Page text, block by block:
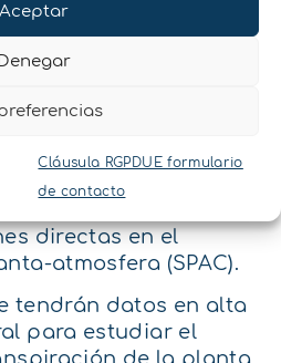
Aceptar
Denegar
Cláusula RGPDUE formulario
de contacto
en el
Planta-
estudiar la respuesta
frutales u otras
directas en el
atmosfera (SPAC).
tendrán datos en alta
para estudiar el